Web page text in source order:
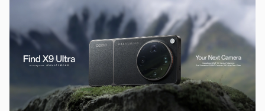
worden
geselecteerd
voor
jaar
lang
gratis
toegang
tot
MasterClass